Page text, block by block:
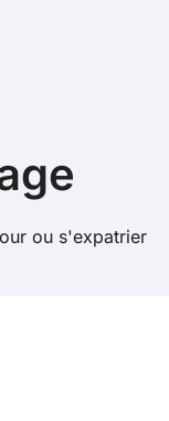
ou s'expatrier